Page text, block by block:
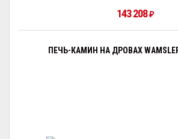
143 208 ₽
ПЕЧЬ-КАМИН НА ДРОВАХ WAMSLER